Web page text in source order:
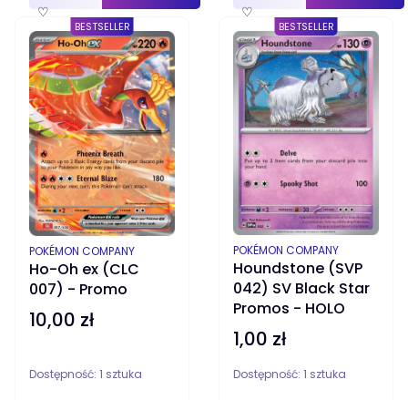
♡ ♡
BESTSELLER
Ho-Oh ex (CLC
007) - Promo
PRODUCENT
POKÉMON COMPANY
Cena
10,00 zł
Dostępność: 1 sztuka
BESTSELLER
Houndstone (SVP
042) SV Black Star
Promos - HOLO
PRODUCENT
POKÉMON COMPANY
Cena
1,00 zł
Dostępność: 1 sztuka